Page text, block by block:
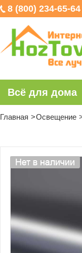
8 (800) 234-65-64
Всё для дома
Главная Освещение